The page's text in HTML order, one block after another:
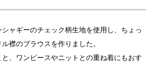
ャギーのチェック柄生地を使用し、ちょっ
襟のブラウスを作りました。
、ワンピースやニットとの重ね着にもおす